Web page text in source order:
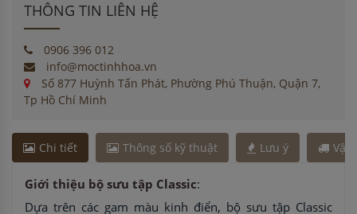
THÔNG TIN LIÊN HỆ
0906 396 012
info@moctinhhoa.vn
Số 877 Huỳnh Tấn Phát, Phường Phú Thuận, Quận 7,
Tp Hồ Chí Minh
Chi tiết Thông số kỹ thuật Lưu ý Vận
Giới thiệu bộ sưu tập Classic:
Dựa trên các gam màu kinh điển, bộ sưu tập Classic